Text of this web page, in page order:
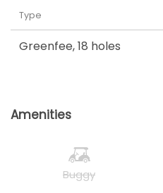
Type
Greenfee,18 holes
Amenities
Buggy